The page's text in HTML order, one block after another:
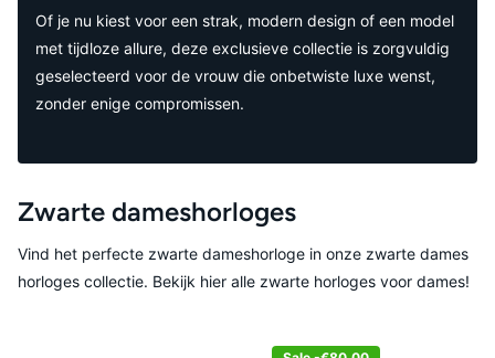
Of je nu kiest voor een strak, modern design of een model
met tijdloze allure, deze exclusieve collectie is zorgvuldig
geselecteerd voor de vrouw die onbetwiste luxe wenst,
zonder enige compromissen.
Zwarte dameshorloges
Vind het perfecte zwarte dameshorloge in onze zwarte dames
horloges collectie. Bekijk hier alle zwarte horloges voor dames!